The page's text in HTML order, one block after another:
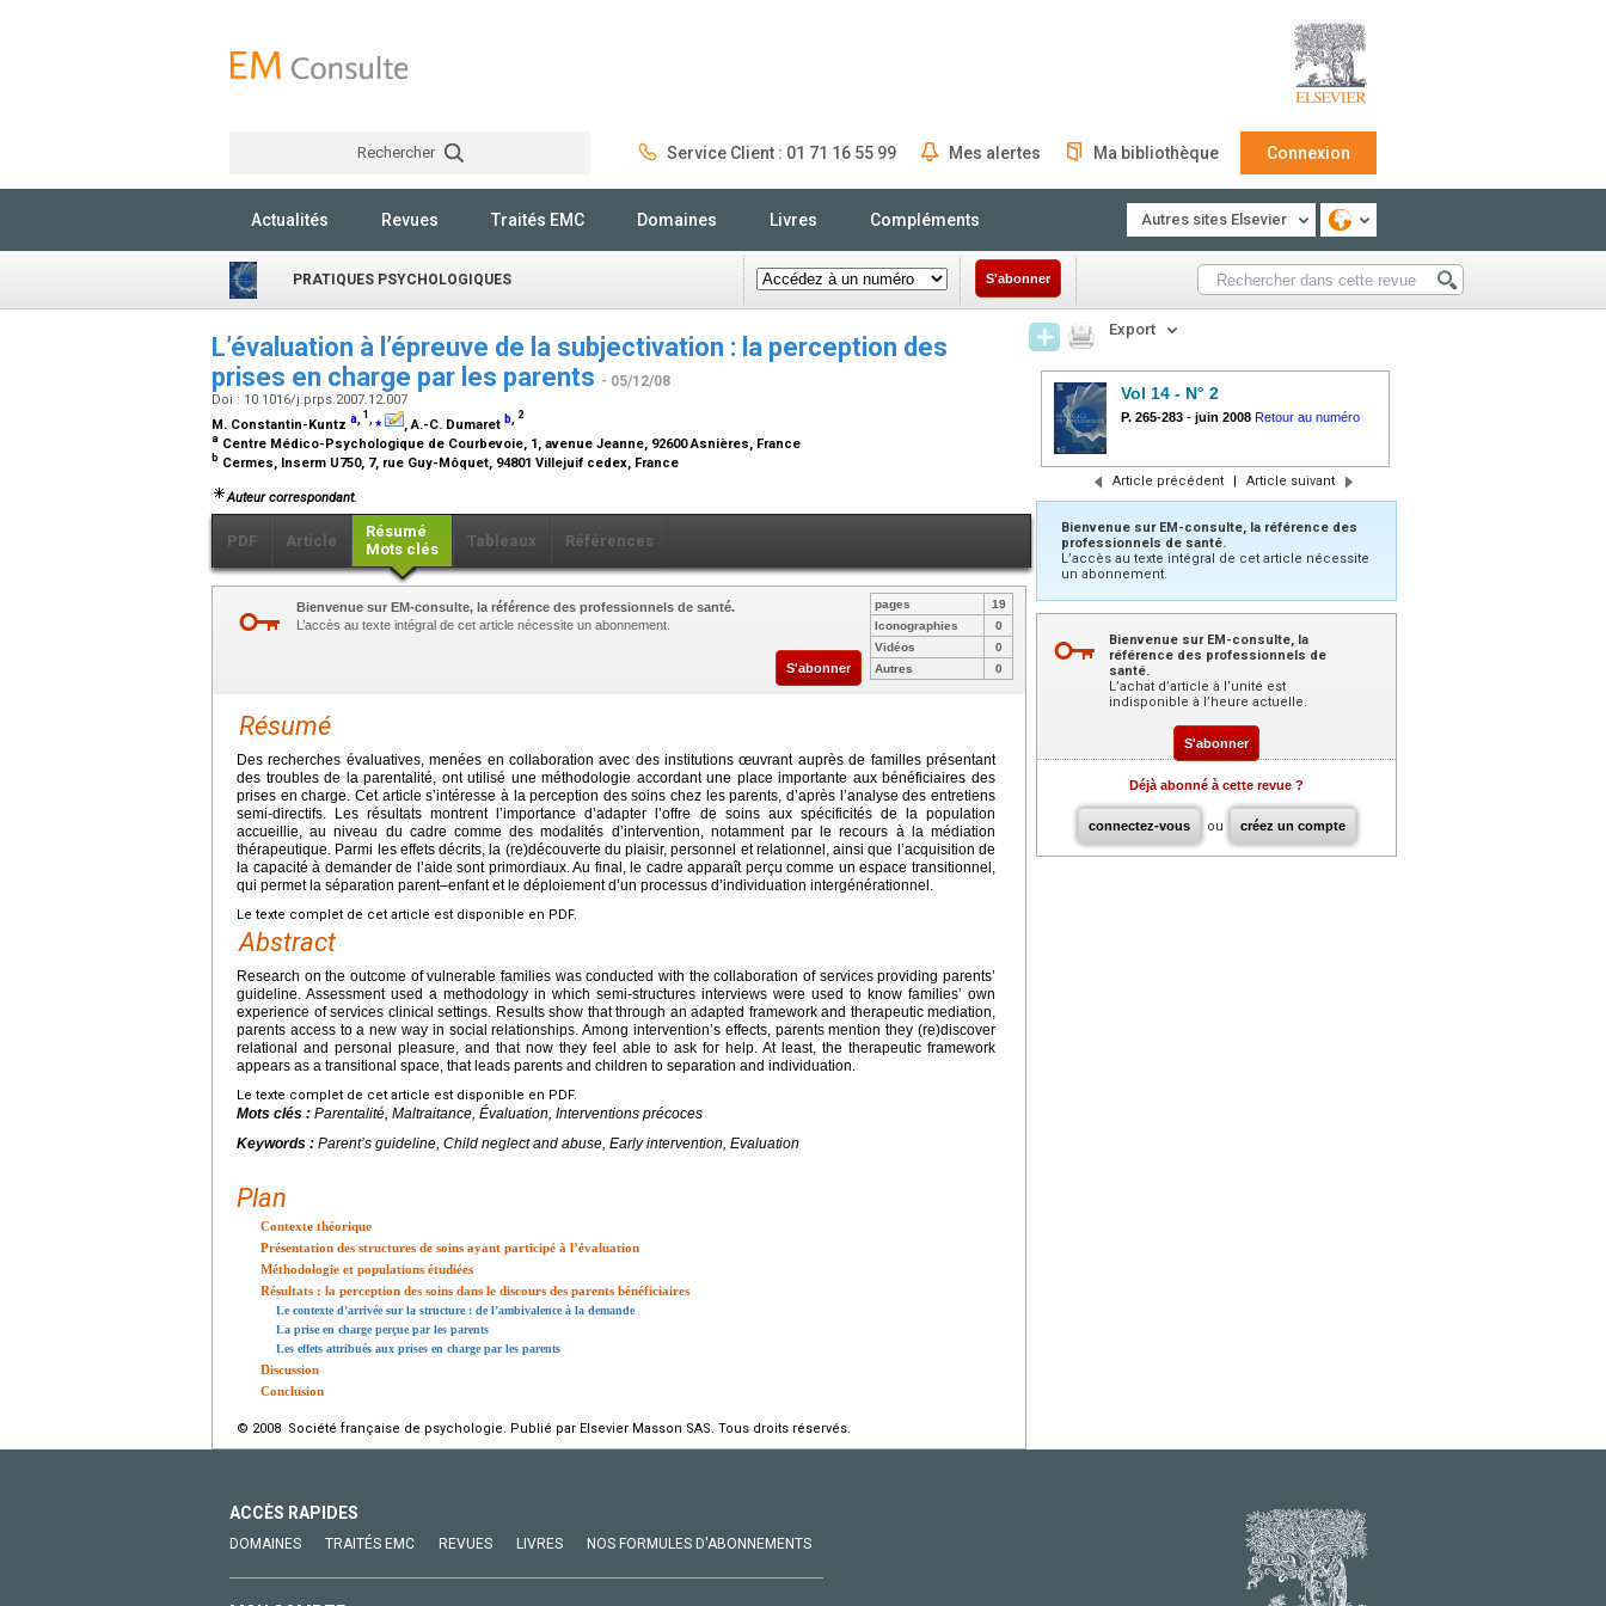
Rechercher Service Client : 01 71 16 55 99 Mes alertes Ma bibliothèque Connexion
Actualités Revues Traités EMC Domaines Livres Compléments Autres sites Elsevier
PRATIQUES PSYCHOLOGIQUES S'abonner
L’évaluation à l’épreuve de la subjectivation : la perception des
prises en charge par les parents - 05/12/08
Doi : 10.1016/j.prps.2007.12.007
M. Constantin-Kuntz a, 1 ,⁎ , A.-C. Dumaret b, 2
a Centre Médico-Psychologique de Courbevoie, 1, avenue Jeanne, 92600 Asnières, France
b Cermes, Inserm U750, 7, rue Guy-Môquet, 94801 Villejuif cedex, France
Auteur correspondant.
PDF Article
Résumé
Mots clés
Tableaux Références
Bienvenue sur EM-consulte, la référence des professionnels de santé.
L’accès au texte intégral de cet article nécessite un abonnement.
S'abonner
pages
19
Iconographies
0
Vidéos
0
Autres
0
Résumé
Des recherches évaluatives, menées en collaboration avec des institutions œuvrant auprès de familles présentant
des troubles de la parentalité, ont utilisé une méthodologie accordant une place importante aux bénéficiaires des
prises en charge. Cet article s’intéresse à la perception des soins chez les parents, d’après l’analyse des entretiens
semi-directifs. Les résultats montrent l’importance d’adapter l’offre de soins aux spécificités de la population
accueillie, au niveau du cadre comme des modalités d’intervention, notamment par le recours à la médiation
thérapeutique. Parmi les effets décrits, la (re)découverte du plaisir, personnel et relationnel, ainsi que l’acquisition de
la capacité à demander de l’aide sont primordiaux. Au final, le cadre apparaît perçu comme un espace transitionnel,
qui permet la séparation parent–enfant et le déploiement d’un processus d’individuation intergénérationnel.
Le texte complet de cet article est disponible en PDF.
Abstract
Research on the outcome of vulnerable families was conducted with the collaboration of services providing parents’
guideline. Assessment used a methodology in which semi-structures interviews were used to know families’ own
experience of services clinical settings. Results show that through an adapted framework and therapeutic mediation,
parents access to a new way in social relationships. Among intervention’s effects, parents mention they (re)discover
relational and personal pleasure, and that now they feel able to ask for help. At least, the therapeutic framework
appears as a transitional space, that leads parents and children to separation and individuation.
Le texte complet de cet article est disponible en PDF.
Mots clés : Parentalité, Maltraitance, Évaluation, Interventions précoces
Keywords : Parent’s guideline, Child neglect and abuse, Early intervention, Evaluation
Plan
Contexte théorique
Présentation des structures de soins ayant participé à l’évaluation
Méthodologie et populations étudiées
Résultats : la perception des soins dans le discours des parents bénéficiaires
Le contexte d’arrivée sur la structure : de l’ambivalence à la demande
La prise en charge perçue par les parents
Les effets attribués aux prises en charge par les parents
Discussion
Conclusion
© 2008 Société française de psychologie. Publié par Elsevier Masson SAS. Tous droits réservés.
Export
Vol 14 - N° 2
P. 265-283 - juin 2008 Retour au numéro
Article précédent | Article suivant
Bienvenue sur EM-consulte, la référence des
professionnels de santé.
L’accès au texte intégral de cet article nécessite
un abonnement.
Bienvenue sur EM-consulte, la
référence des professionnels de
santé.
L’achat d’article à l’unité est
indisponible à l’heure actuelle.
S'abonner
Déjà abonné à cette revue ?
connectez-vous ou créez un compte
ACCÈS RAPIDES
DOMAINES TRAITÉS EMC REVUES LIVRES NOS FORMULES D'ABONNEMENTS